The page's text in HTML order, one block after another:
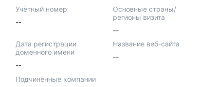
Учётный номер
--
Основные страны/
регионы визита
--
Дата регистрации
доменного имени
--
Название веб-сайта
--
Подчинённые компании